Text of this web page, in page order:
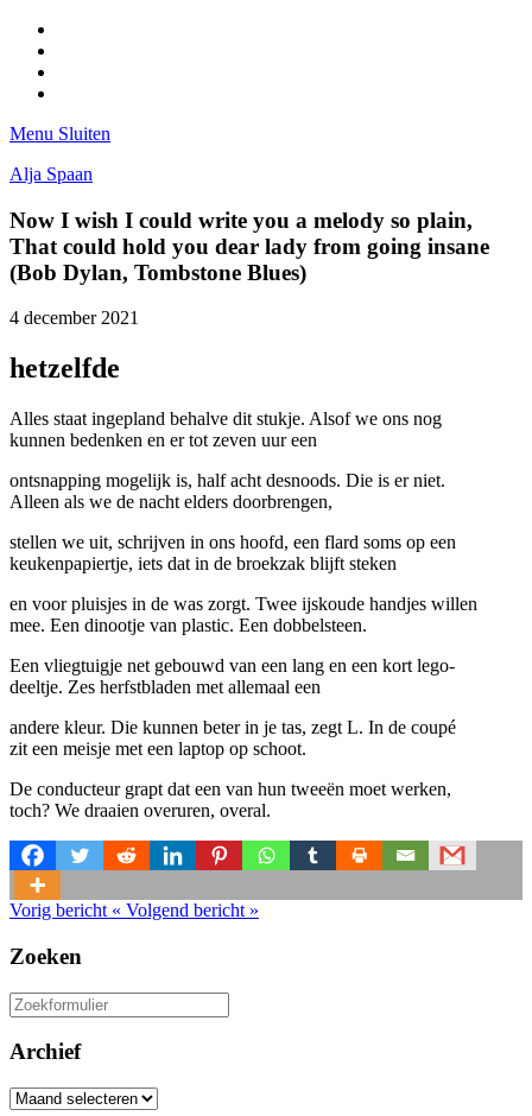
Menu Sluiten
Alja Spaan
Now I wish I could write you a melody so plain,
That could hold you dear lady from going insane
(Bob Dylan, Tombstone Blues)
4 december 2021
hetzelfde
Alles staat ingepland behalve dit stukje. Alsof we ons nog
kunnen bedenken en er tot zeven uur een
ontsnapping mogelijk is, half acht desnoods. Die is er niet.
Alleen als we de nacht elders doorbrengen,
stellen we uit, schrijven in ons hoofd, een flard soms op een
keukenpapiertje, iets dat in de broekzak blijft steken
en voor pluisjes in de was zorgt. Twee ijskoude handjes willen
mee. Een dinootje van plastic. Een dobbelsteen.
Een vliegtuigje net gebouwd van een lang en een kort lego-
deeltje. Zes herfstbladen met allemaal een
andere kleur. Die kunnen beter in je tas, zegt L. In de coupé
zit een meisje met een laptop op schoot.
De conducteur grapt dat een van hun tweeën moet werken,
toch? We draaien overuren, overal.
Vorig bericht « Volgend bericht »
Zoeken
Zoeken
naar:
Archief
Archief